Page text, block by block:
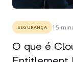
SEGURANÇA 15
O que é